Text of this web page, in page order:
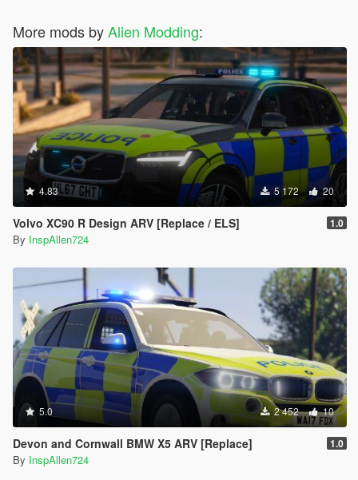
More mods byAlien Modding:
4.83 5 172 20
Volvo XC90 R Design ARV [Replace / ELS] 1.0
By InspAllen724
5.0 2 452 10
Devon and Cornwall BMW X5 ARV [Replace] 1.0
By InspAllen724